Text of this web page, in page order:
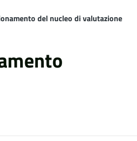
del nucleo di valutazione